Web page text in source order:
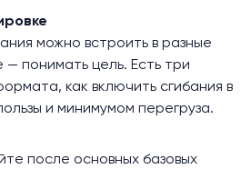
можно встроить в разные
— понимать цель. Есть три
как включить сгибания в
и минимумом перегруза.
после основных базовых